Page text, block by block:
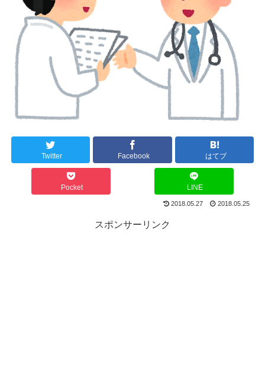
Twitter Facebook はてブ
Pocket LINE
2018.05.27 2018.05.25
スポンサーリンク